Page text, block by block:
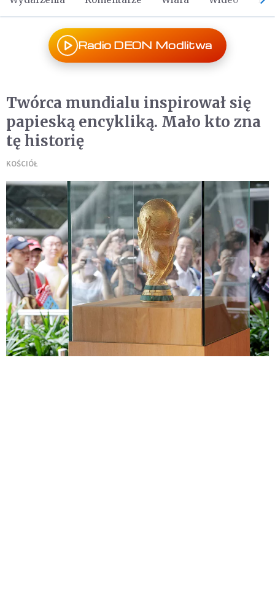
Radio DEON Modlitwa
Twórca mundialu inspirował się
papieską encykliką. Mało kto zna
tę historię
KOŚCIÓŁ